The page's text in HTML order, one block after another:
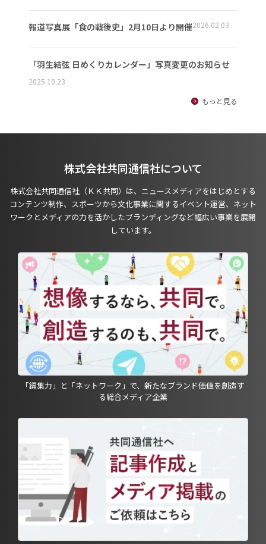
報道写真展「食の戦後史」2月10日より開催2026.02.03
「羽生結弦 日めくりカレンダー」写真変更のお知らせ
2025.10.23
もっと見る
株式会社共同通信社について
株式会社共同通信社（ＫＫ共同）は、ニュースメディアをはじめとする
コンテンツ制作、スポーツから文化事業に関するイベント運営、ネット
ワークとメディアの力を活かしたブランディングなど幅広い事業を展開
しています。
「編集力」と「ネットワーク」で、新たなブランド価値を創造す
る総合メディア企業